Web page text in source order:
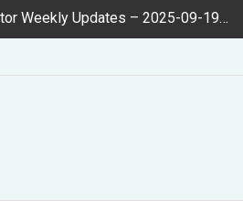
Weekly Updates – 2025-09-19